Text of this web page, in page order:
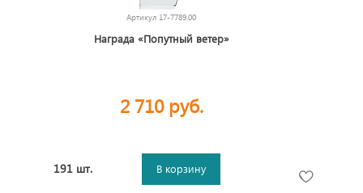
Артикул 17-7789.00
Награда «Попутный ветер»
2 710 руб.
191 шт. В корзину